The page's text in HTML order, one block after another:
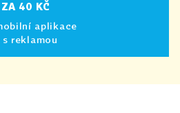
ZA 40 KČ
aplikace
s reklamou